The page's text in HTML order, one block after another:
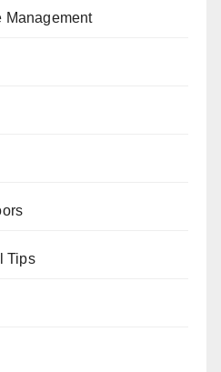
Management
Tips